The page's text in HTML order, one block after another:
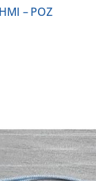
– ΡΟΖ